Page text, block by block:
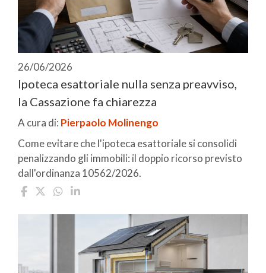
26/06/2026
Ipoteca esattoriale nulla senza preavviso,
la Cassazione fa chiarezza
A cura di: Pierpaolo Molinengo
Come evitare che l'ipoteca esattoriale si consolidi
penalizzando gli immobili: il doppio ricorso previsto
dall'ordinanza 10562/2026.